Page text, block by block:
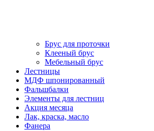
Брус для проточки
Клееный брус
Мебельный брус
Лестницы
МДФ шпонированный
Фальшбалки
Элементы для лестниц
Акция месяца
Лак, краска, масло
Фанера